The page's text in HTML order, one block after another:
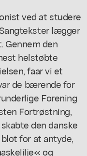
ved at studere
lægger
Gennem den
helstøbte
faar vi et
de bærende for
Forening
Fortrøstning,
den danske
for at antyde,
og